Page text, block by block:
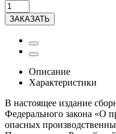
ЗАКАЗАТЬ
Описание
Характеристики
В настоящее издание
Федерального закона «О
опасных